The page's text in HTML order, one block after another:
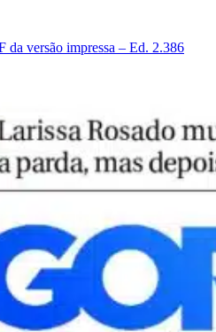
versão impressa – Ed. 2.386